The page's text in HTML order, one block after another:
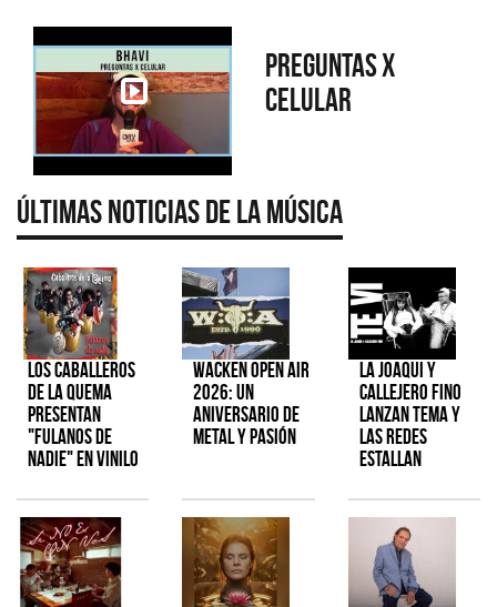
Preguntas x
Celular
Últimas Noticias de la Música
Los Caballeros
de la Quema
presentan
"Fulanos de
Nadie" en vinilo
Wacken Open Air
2026: Un
aniversario de
metal y pasión
La Joaqui y
Callejero Fino
lanzan tema y
las redes
estallan